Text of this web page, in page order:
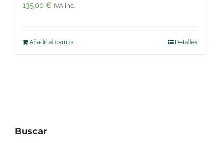
135,00 € IVA inc.
Añadir al carrito Detalles
Buscar